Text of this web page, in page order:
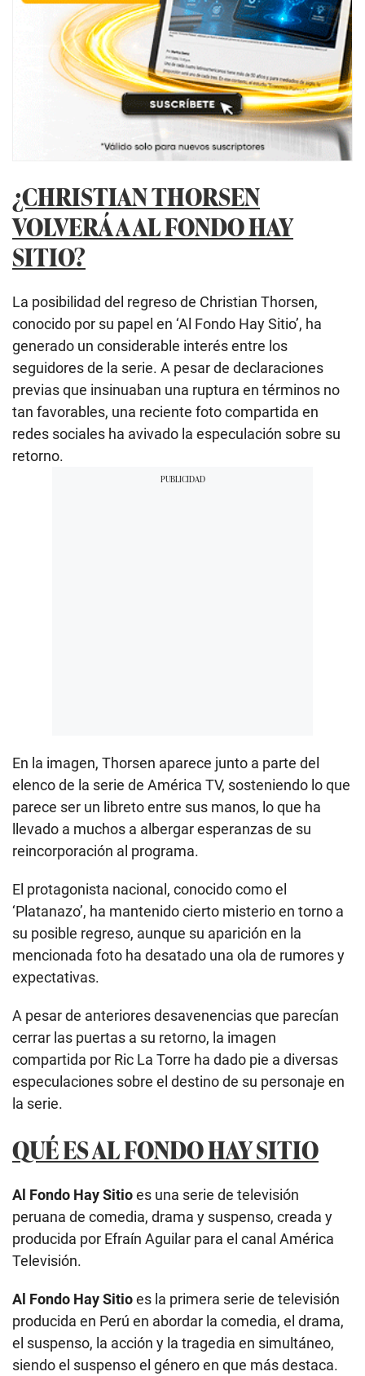
¿CHRISTIAN THORSEN
VOLVERÁ A AL FONDO HAY
SITIO?
La posibilidad del regreso de Christian Thorsen,
conocido por su papel en ‘Al Fondo Hay Sitio’, ha
generado un considerable interés entre los
seguidores de la serie. A pesar de declaraciones
previas que insinuaban una ruptura en términos no
tan favorables, una reciente foto compartida en
redes sociales ha avivado la especulación sobre su
retorno.
En la imagen, Thorsen aparece junto a parte del
elenco de la serie de América TV, sosteniendo lo que
parece ser un libreto entre sus manos, lo que ha
llevado a muchos a albergar esperanzas de su
reincorporación al programa.
El protagonista nacional, conocido como el
‘Platanazo’, ha mantenido cierto misterio en torno a
su posible regreso, aunque su aparición en la
mencionada foto ha desatado una ola de rumores y
expectativas.
A pesar de anteriores desavenencias que parecían
cerrar las puertas a su retorno, la imagen
compartida por Ric La Torre ha dado pie a diversas
especulaciones sobre el destino de su personaje en
la serie.
QUÉ ES AL FONDO HAY SITIO
Al Fondo Hay Sitioes una serie de televisión
peruana de comedia, drama y suspenso, creada y
producida por Efraín Aguilar para el canal América
Televisión.
Al Fondo Hay Sitioes la primera serie de televisión
producida en Perú en abordar la comedia, el drama,
el suspenso, la acción y la tragedia en simultáneo,
siendo el suspenso el género en que más destaca.